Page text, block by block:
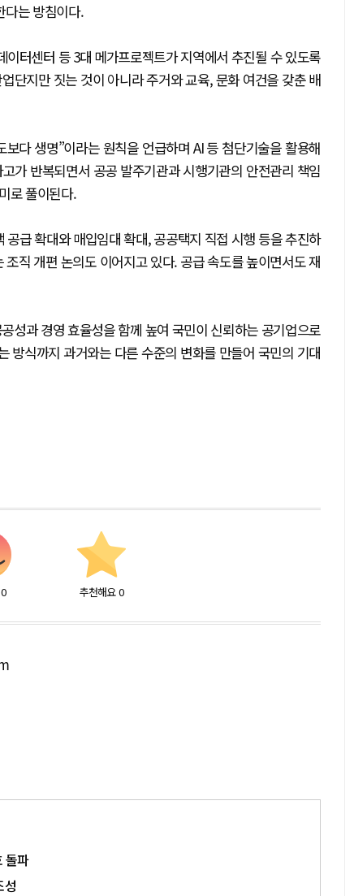
다는 방침이다.
터센터 등 3대 메가프로젝트가 지역에서 추진될 수 있도록
단지만 짓는 것이 아니라 주거와 교육, 문화 여건을 갖춘 배
다 생명”이라는 원칙을 언급하며 AI 등 첨단기술을 활용해
가 반복되면서 공공 발주기관과 시행기관의 안전관리 책임
로 풀이된다.
급 확대와 매입임대 확대, 공공택지 직접 시행 등을 추진하
직 개편 논의도 이어지고 있다. 공급 속도를 높이면서도 재
성과 경영 효율성을 함께 높여 국민이 신뢰하는 공기업으로
방식까지 과거와는 다른 수준의 변화를 만들어 국민의 기대
0 추천해요 0
돌파
성